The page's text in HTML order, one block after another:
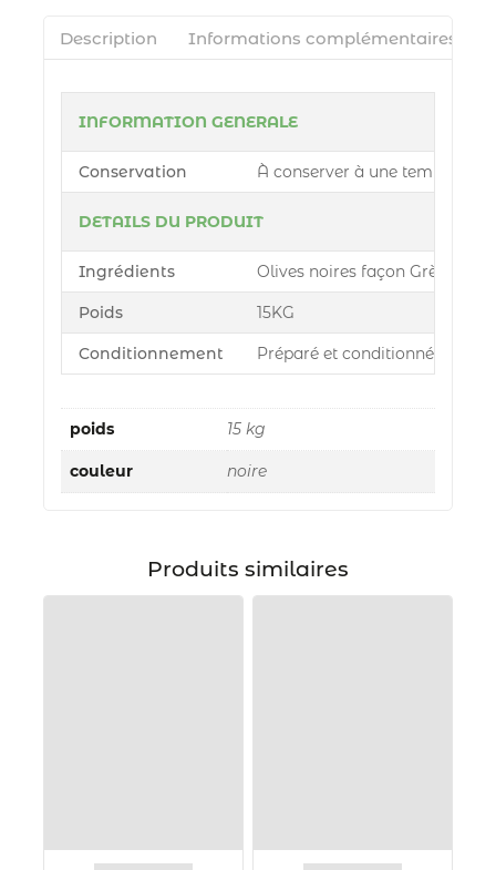
Description Informations complémentaires
INFORMATION GENERALE
Conservation À conserver à une
DETAILS DU PRODUIT
Ingrédients Olives noires façon Grèce
Poids 15KG
Conditionnement Préparé et conditionné par
poids 15 kg
couleur noire
Produits similaires